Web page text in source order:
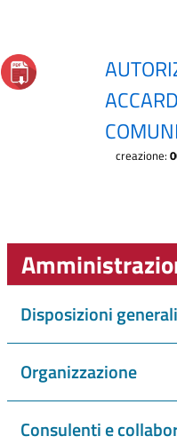
COMUNI
creazione:
Disposizioni generali
Organizzazione
Consulenti e